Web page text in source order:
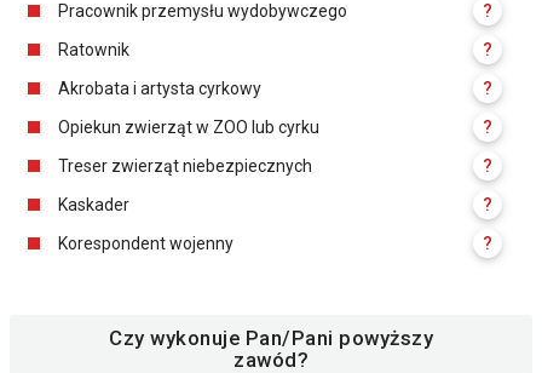
Pracownik przemysłu wydobywczego
?
Ratownik
?
Akrobata i artysta cyrkowy
?
Opiekun zwierząt w ZOO lub cyrku
?
Treser zwierząt niebezpiecznych
?
Kaskader
?
Korespondent wojenny
?
Czy wykonuje Pan/Pani powyższy
zawód?